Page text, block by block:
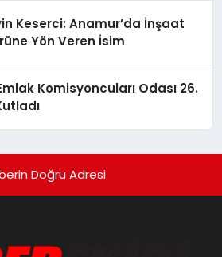
Keserci: Anamur’da İnşaat
Yön Veren İsim
Komisyoncuları Odası 26.
Doğru Adresi